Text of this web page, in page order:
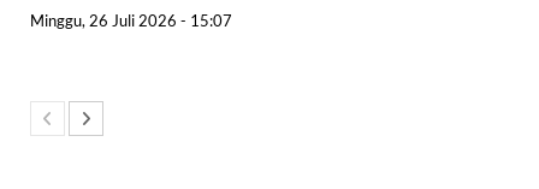
Minggu, 26 Juli 2026 - 15:07